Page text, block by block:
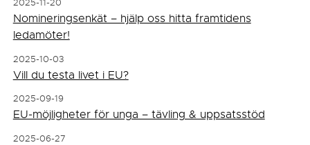
2025-11-20
Nomineringsenkät – hjälp oss hitta framtidens
ledamöter!
2025-10-03
Vill du testa livet i EU?
2025-09-19
EU-möjligheter för unga – tävling & uppsatsstöd
2025-06-27